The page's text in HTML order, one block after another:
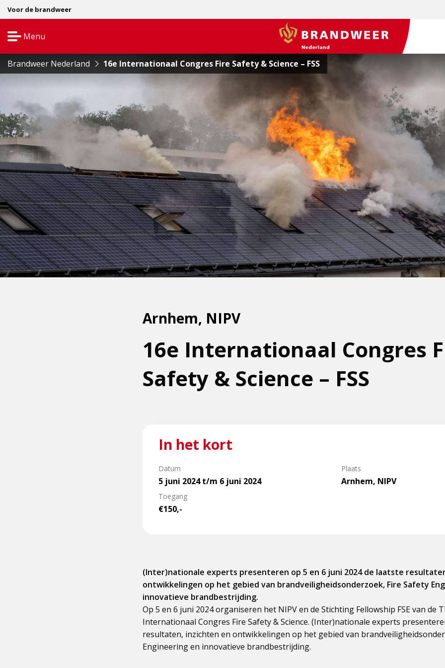
Voor de brandweer
Menu
navigatie
BrandweerNederland.nl
Brandweer Nederland 16e Internationaal Congres Fire Safety & Science – FSS
16e Internationaal Congres
Safety & Science – FSS
Arnhem, NIPV
In het kort
Datum
5 juni 2024 t/m 6 juni 2024
Toegang
€150,-
Plaats
Arnhem, NIPV
(Inter)nationale experts presenteren op 5 en 6 juni 2024 de laatste
ontwikkelingen op het gebied van brandveiligheidsonderzoek, Fire Safety
innovatieve brandbestrijding.
Op 5 en 6 juni 2024 organiseren het NIPV en de Stichting Fellowship FSE van de
Internationaal Congres Fire Safety & Science. (Inter)nationale experts
resultaten, inzichten en ontwikkelingen op het gebied van
Engineering en innovatieve brandbestrijding.